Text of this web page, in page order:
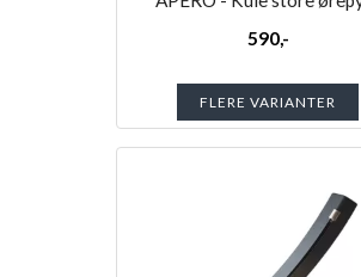
590,-
FLERE VARIANTER